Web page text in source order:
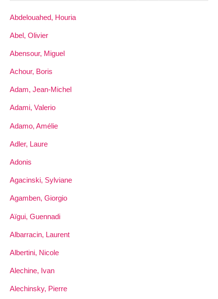
Abdelouahed, Houria
Abel, Olivier
Abensour, Miguel
Achour, Boris
Adam, Jean-Michel
Adami, Valerio
Adamo, Amélie
Adler, Laure
Adonis
Agacinski, Sylviane
Agamben, Giorgio
Aïgui, Guennadi
Albarracin, Laurent
Albertini, Nicole
Alechine, Ivan
Alechinsky, Pierre